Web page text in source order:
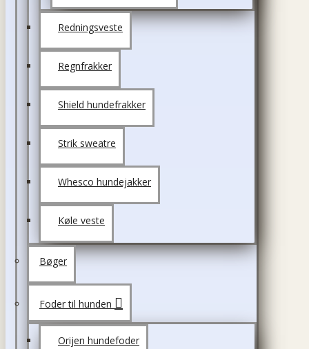
Redningsveste
Regnfrakker
Shield hundefrakker
Strik sweatre
Whesco hundejakker
Køle veste
Bøger
Foder til hunden
Orijen hundefoder